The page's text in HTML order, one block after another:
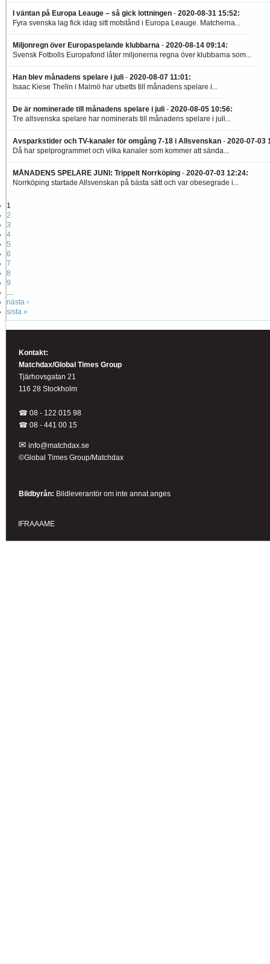
I väntan på Europa Leauge – så gick lottningen - 2020-08-31 15:52:
Fyra svenska lag fick idag sitt motstånd i Europa Leauge. Matcherna...
Miljonregn över Europaspelande klubbarna - 2020-08-14 09:14:
Svensk Fotbolls Europafond låter miljonerna regna över klubbarna som...
Han blev månadens spelare i juli - 2020-08-07 11:01:
Isaac Kiese Thelin i Malmö har utsetts till månadens spelare i...
De är nominerade till månadens spelare i juli - 2020-08-05 10:56:
Tre allsvenska spelare har nominerats till månadens spelare i juli...
Avsparkstider och TV-kanaler för omgång 7-18 i Allsvenskan - 2020-07-03
Då har spelprogrammet och vilka kanaler som kommer att sända...
MÅNADENS SPELARE JUNI: Trippelt Norrköping - 2020-07-03 12:24:
Norrköping startade Allsvenskan på bästa sätt och var obesegrade i...
1
2
3
4
5
6
7
8
9
…
nästa ›
sista »
Kontakt:
Matchdax/Global Times Group
Tjärhovsgatan 21
116 28 Stockholm
☎ 08 - 122 015 98
☎ 08 - 441 00 15
✉ info@matchdax.se
©Global Times Group/Matchdax
Bildbyrån: Bildleverantör om inte annat anges
IFRAAAME